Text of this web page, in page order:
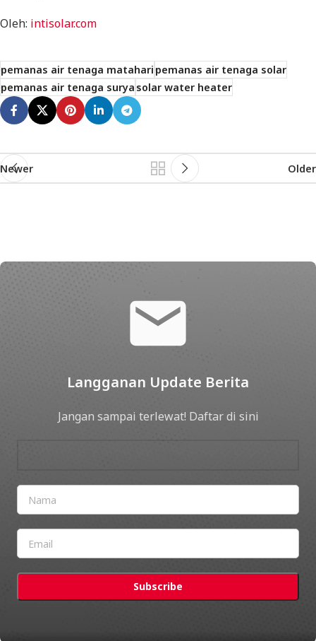
Oleh: intisolar.com
pemanas air tenaga mataharipemanas air tenaga solar
pemanas air tenaga suryasolar water heater
Newer Older
Langganan Update Berita
Jangan sampai terlewat! Daftar di sini